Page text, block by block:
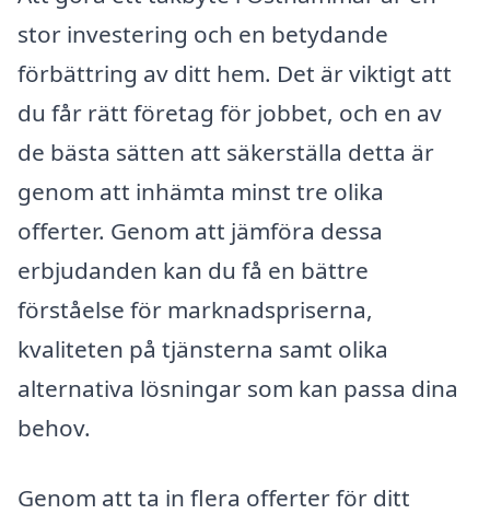
stor investering och en betydande
förbättring av ditt hem. Det är viktigt att
du får rätt företag för jobbet, och en av
de bästa sätten att säkerställa detta är
genom att inhämta minst tre olika
offerter. Genom att jämföra dessa
erbjudanden kan du få en bättre
förståelse för marknadspriserna,
kvaliteten på tjänsterna samt olika
alternativa lösningar som kan passa dina
behov.
Genom att ta in flera offerter för ditt